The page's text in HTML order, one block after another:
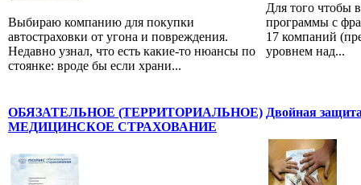
Выбираю компанию для покупки
автостраховки от угона и повреждения.
Недавно узнал, что есть какие-то нюансы по
стоянке: вроде бы если храни...
Для того чтобы
программы с
17 компаний
уровнем над...
ОБЯЗАТЕЛЬНОЕ (ТЕРРИТОРИАЛЬНОЕ)
МЕДИЦИНСКОЕ СТРАХОВАНИЕ
Двойная